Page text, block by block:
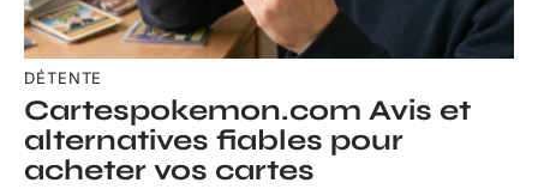
DÉTENTE
Cartespokemon.com Avis et
alternatives fiables pour
acheter vos cartes